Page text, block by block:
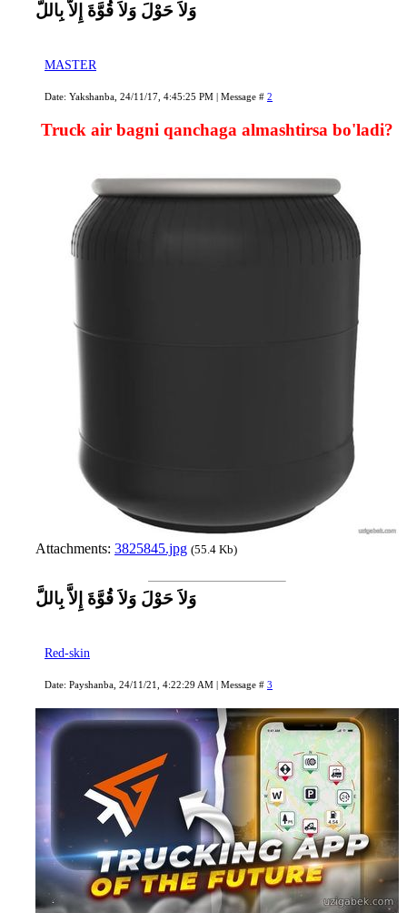
وَلاَ حَوْلَ وَلاَ قُوَّةَ إِلاَّ بِاللَّ
MASTER
Date: Yakshanba, 24/11/17, 4:45:25 PM | Message # 2
Truck air bagni qanchaga almashtirsa bo'ladi?
Attachments: 3825845.jpg (55.4 Kb)
وَلاَ حَوْلَ وَلاَ قُوَّةَ إِلاَّ بِاللَّ
Red-skin
Date: Payshanba, 24/11/21, 4:22:29 AM | Message # 3